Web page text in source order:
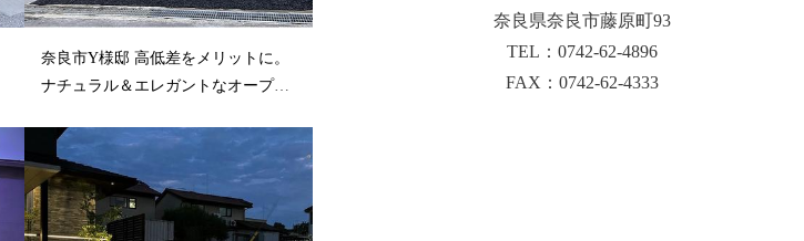
奈良市Y様邸 高低差をメリットに。
ナチュラル＆エレガントなオープン
奈良県奈良市藤原町93
TEL：0742-62-4896
FAX：0742-62-4333